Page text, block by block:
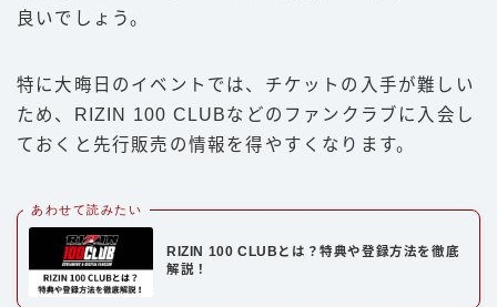
良いでしょう。
特に大晦日のイベントでは、チケットの入手が難しい
ため、RIZIN 100 CLUBなどのファンクラブに入会し
ておくと先行販売の情報を得やすくなります。
あわせて読みたい
RIZIN 100 CLUBとは？特典や登録方法を徹底
解説！